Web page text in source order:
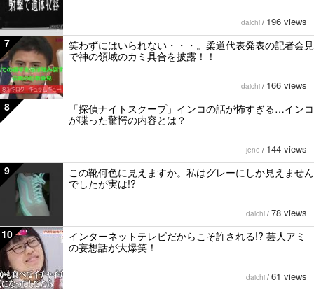
daichi / 196 views
7
笑わずにはいられない・・・。柔道代表発表の記者会見
で神の領域のカミ具合を披露！！
daichi / 166 views
8
「探偵ナイトスクープ」インコの話が怖すぎる…インコ
が喋った驚愕の内容とは？
jene / 144 views
9
この靴何色に見えますか。私はグレーにしか見えません
でしたが実は!?
daichi / 78 views
10
インターネットテレビだからこそ許される!? 芸人アミ
の妄想話が大爆笑！
daichi / 61 views